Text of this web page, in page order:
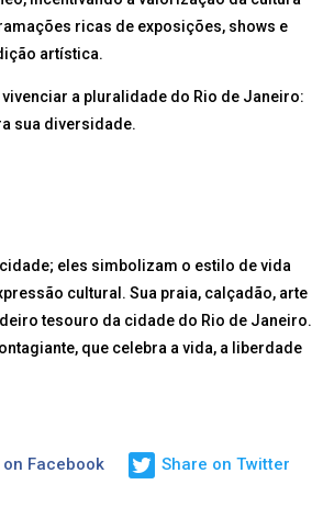
ricas de exposições, shows e
artística.
a pluralidade do Rio de Janeiro:
sua diversidade.
eles simbolizam o estilo de vida
cultural. Sua praia, calçadão, arte
tesouro da cidade do Rio de Janeiro.
que celebra a vida, a liberdade
Facebook Share on Twitter